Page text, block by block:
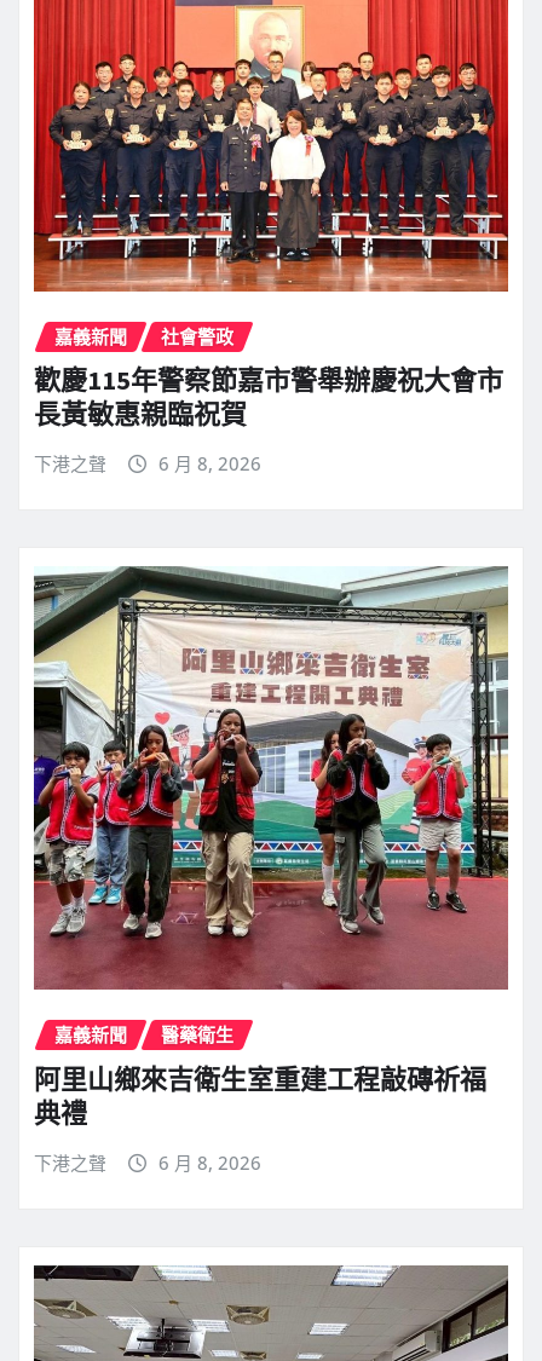
嘉義新聞 社會警政
歡慶115年警察節嘉市警舉辦慶祝大會市
長黃敏惠親臨祝賀
下港之聲 6 月 8, 2026
嘉義新聞 醫藥衛生
阿里山鄉來吉衛生室重建工程敲磚祈福
典禮
下港之聲 6 月 8, 2026